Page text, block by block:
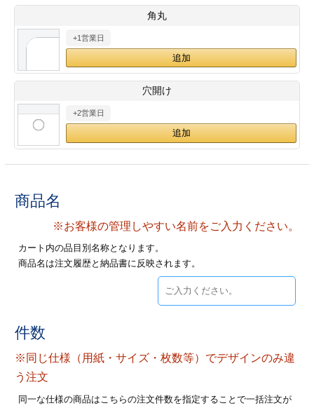
刷
印刷
印刷
フォルダー
印刷
印刷
リーブ印刷
印刷
刷
印刷
カード印刷
ァイル印刷
・・休業日
角丸
+1営業日
穴開け
+2営業日
商品名
※お客様の管理しやすい名前をご入力ください。
カート内の品目別名称となります。
商品名は注文履歴と納品書に反映されます。
件数
※同じ仕様（用紙・サイズ・枚数等）でデザインのみ違
う注文
同一な仕様の商品はこちらの注文件数を指定することで一括注文が